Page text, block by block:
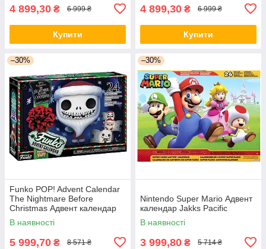
4 899,30 ₴ 6 999 ₴
Купити
4 899,30 ₴ 6 999 ₴
Купити
–30%
Funko POP! Advent Calendar
The Nightmare Before
Christmas Адвент календар
В наявності
5 999,70 ₴ 8 571 ₴
–30%
Nintendo Super Mario Адвент
календар Jakks Pacific
В наявності
3 999,80 ₴ 5 714 ₴